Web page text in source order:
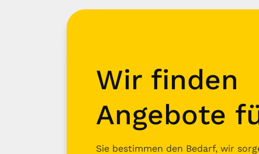
Wir finden
Angebote
Sie bestimmen den Bedarf, wir